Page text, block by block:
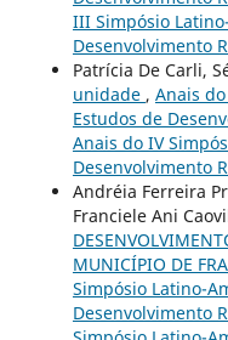
III Simpósio
Desenvolvimento
Patrícia De Carli,
unidade , Anais
Estudos de
Anais do IV
Desenvolvimento
Andréia Ferreira
Franciele Ani
MUNICÍPIO DE
Simpósio Latino-
Desenvolvimento